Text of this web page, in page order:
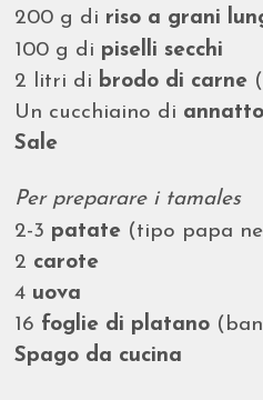
200 g di riso a grani
100 g di piselli secchi
2 litri di brodo di carne
Un cucchiaino di
Sale
Per preparare i tamales
2-3 patate (tipo papa
2 carote
4 uova
16 foglie di platano
Spago da cucina